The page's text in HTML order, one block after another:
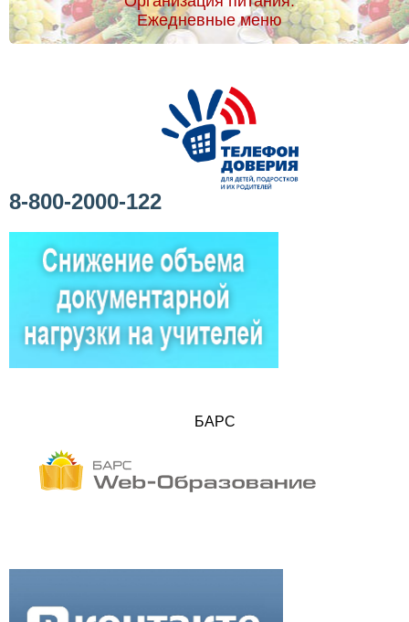
Ежедневные меню
8-800-2000-122
БАРС